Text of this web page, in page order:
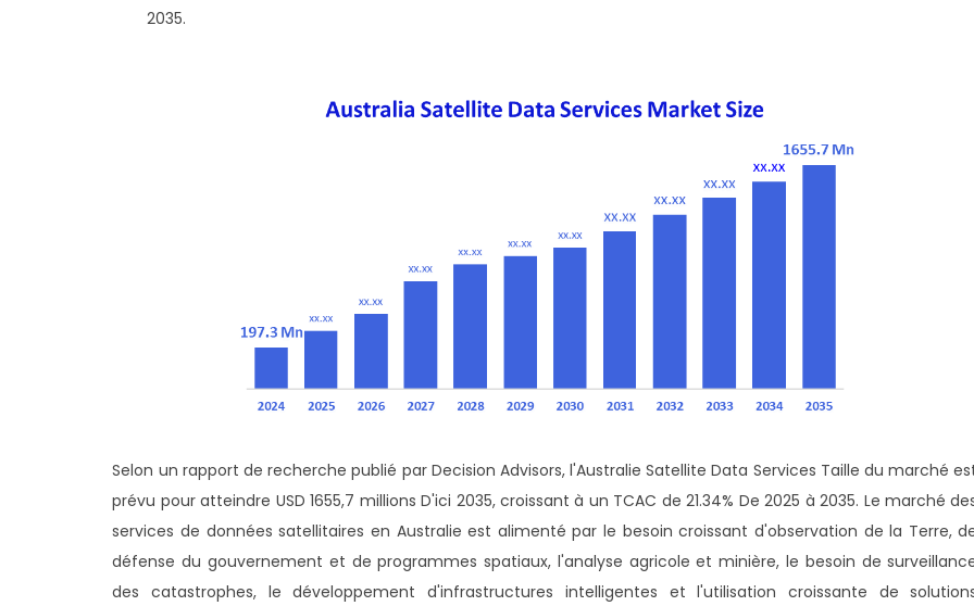
2035.
Selon un rapport de recherche publié par Decision Advisors, l'Australie Satellite Data Services Taille du marché
prévu pour atteindre USD 1655,7 millions D'ici 2035, croissant à un TCAC de 21.34% De 2025 à 2035. Le marché
services de données satellitaires en Australie est alimenté par le besoin croissant d'observation de la Terre,
défense du gouvernement et de programmes spatiaux, l'analyse agricole et minière, le besoin de
des catastrophes, le développement d'infrastructures intelligentes et l'utilisation croissante de